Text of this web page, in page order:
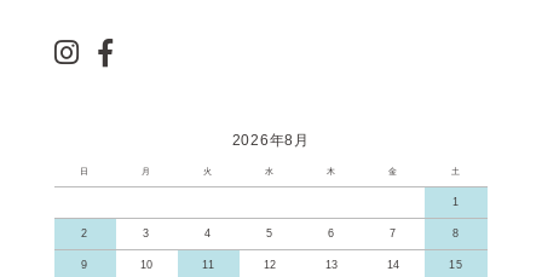
2026年8月
日 月 火 水 木 金 土
1
2 3 4 5 6 7 8
9 10 11 12 13 14 15